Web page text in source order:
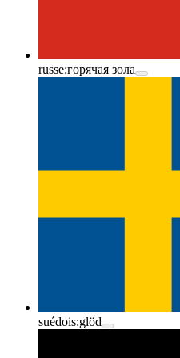
russe:горячая зола
suédois:glöd